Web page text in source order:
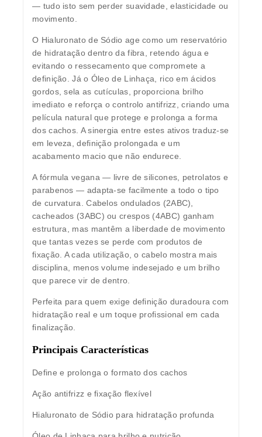
— tudo isto sem perder suavidade, elasticidade ou
movimento.
O Hialuronato de Sódio age como um reservatório
de hidratação dentro da fibra, retendo água e
evitando o ressecamento que compromete a
definição. Já o Óleo de Linhaça, rico em ácidos
gordos, sela as cutículas, proporciona brilho
imediato e reforça o controlo antifrizz, criando uma
película natural que protege e prolonga a forma
dos cachos. A sinergia entre estes ativos traduz-se
em leveza, definição prolongada e um
acabamento macio que não endurece.
A fórmula vegana — livre de silicones, petrolatos e
parabenos — adapta-se facilmente a todo o tipo
de curvatura. Cabelos ondulados (2ABC),
cacheados (3ABC) ou crespos (4ABC) ganham
estrutura, mas mantêm a liberdade de movimento
que tantas vezes se perde com produtos de
fixação. A cada utilização, o cabelo mostra mais
disciplina, menos volume indesejado e um brilho
que parece vir de dentro.
Perfeita para quem exige definição duradoura com
hidratação real e um toque profissional em cada
finalização.
Principais Características
Define e prolonga o formato dos cachos
Ação antifrizz e fixação flexível
Hialuronato de Sódio para hidratação profunda